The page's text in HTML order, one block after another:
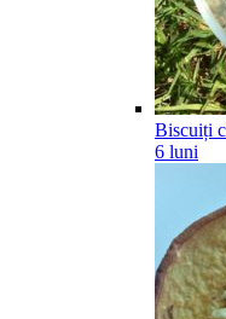
Biscuiți
6 luni